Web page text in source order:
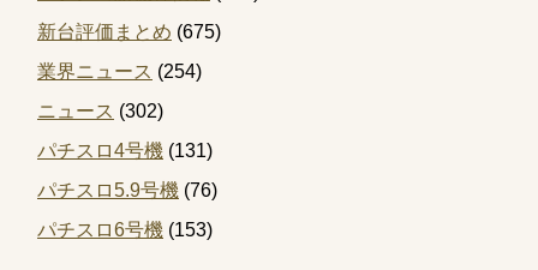
新台評価まとめ (675)
業界ニュース (254)
ニュース (302)
パチスロ4号機 (131)
パチスロ5.9号機 (76)
パチスロ6号機 (153)